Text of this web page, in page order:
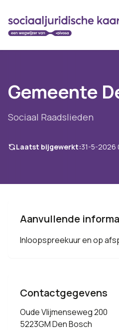
Gemeente
Sociaal Raadslieden
Laatst bijgewerkt:31-5-2026
Aanvullende
Inloopspreekuur en op
Contactgegevens
Oude Vlijmenseweg 200
5223GM Den Bosch